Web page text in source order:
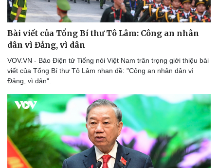
Pháp luật
Vụ án
Tin nóng
Tư vấn luật
Quân sự - Quốc phòng
Vũ khí
Việt Nam
Phân tích
Bài viết của Tổng Bí thư Tô Lâm: Công an nhân
dân vì Đảng, vì dân
VOV.VN - Báo Điện tử Tiếng nói Việt Nam trân trọng giới thiệu bài
viết của Tổng Bí thư Tô Lâm nhan đề: "Công an nhân dân vì
Đảng, vì dân".